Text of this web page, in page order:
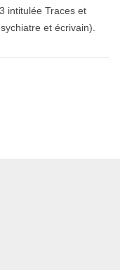
intitulée Traces et
et écrivain).